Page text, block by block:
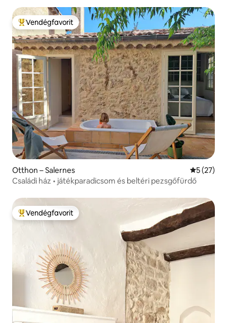
Kiemelt vendégfavorit
Vendégfavorit
Otthon – Salernes Átlagos
5 (27)
Családi ház • játékparadicsom és beltéri pezsgőfürdő
Kiemelt vendégfavorit
Vendégfavorit